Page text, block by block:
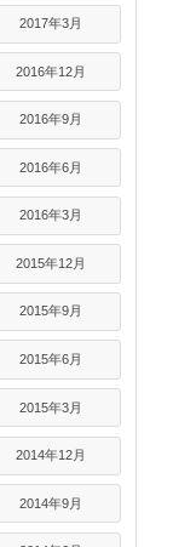
2017年3月
2016年12月
2016年9月
2016年6月
2016年3月
2015年12月
2015年9月
2015年6月
2015年3月
2014年12月
2014年9月